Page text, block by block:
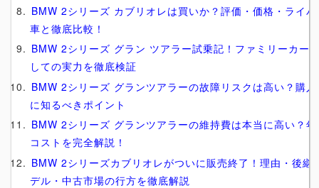
BMW 2シリーズ カブリオレは買いか？評価・価格・ライ
車と徹底比較！
BMW 2シリーズ グラン ツアラー試乗記！ファミリーカー
しての実力を徹底検証
BMW 2シリーズ グランツアラーの故障リスクは高い？購
に知るべきポイント
BMW 2シリーズ グランツアラーの維持費は本当に高い？
コストを完全解説！
BMW 2シリーズカブリオレがついに販売終了！理由・後継
デル・中古市場の行方を徹底解説